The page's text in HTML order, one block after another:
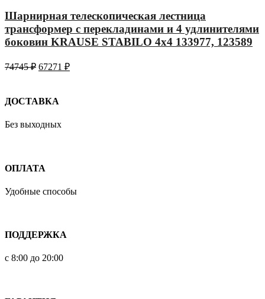
Шарнирная телескопическая лестница
трансформер с перекладинами и 4 удлинителями
боковин KRAUSE STABILO 4х4 133977, 123589
74745₽ 67271 ₽
ДОСТАВКА
Без выходных
ОПЛАТА
Удобные способы
ПОДДЕРЖКА
с 8:00 до 20:00